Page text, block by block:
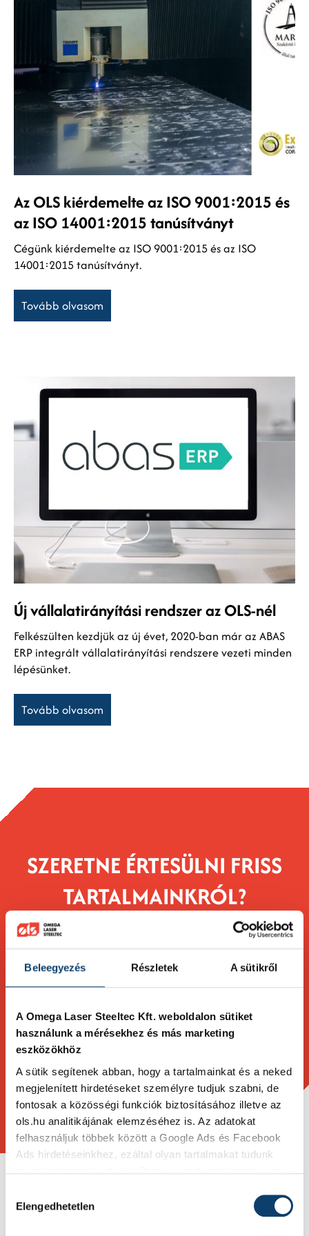
Beleegyezés Részletek A sütikről
A Omega Laser Steeltec Kft. weboldalon sütiket
használunk a mérésekhez és más marketing
eszközökhöz
A sütik segítenek abban, hogy a tartalmainkat és a neked
megjelenített hirdetéseket személyre tudjuk szabni, de
fontosak a közösségi funkciók biztosításához illetve az
ols.hu analitikájának elemzéséhez is. Az adatokat
felhasználjuk többek között a Google Ads és Facebook
Ads hirdetéseinkhez, ezáltal olyan tartalmakat tudunk
arra kérünk, hogy engedd meg
kiválasztása
Elengedhetetlen
Az OLS kiérdemelte az ISO 9001:2015 és
az ISO 14001:2015 tanúsítványt
Cégünk kiérdemelte az ISO 9001:2015 és az ISO
14001:2015 tanúsítványt.
Tovább olvasom
Új vállalatirányítási rendszer az OLS-nél
Felkészülten kezdjük az új évet, 2020-ban már az ABAS
ERP integrált vállalatirányítási rendszere vezeti minden
lépésünket.
Tovább olvasom
SZERETNE ÉRTESÜLNI FRISS
TARTALMAINKRÓL?​​
Iratkozzon fel hírlevelünkre és elküldjük Önnek
legfrissebb tartalmainkat.